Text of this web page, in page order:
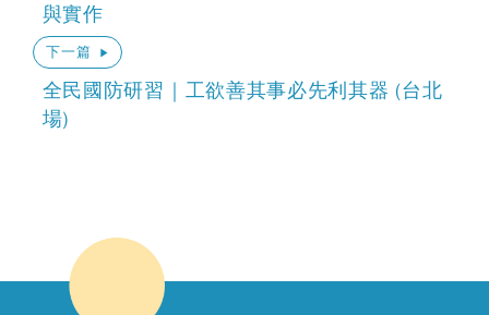
與實作
下一篇
全民國防研習｜工欲善其事必先利其器 (台北
場)